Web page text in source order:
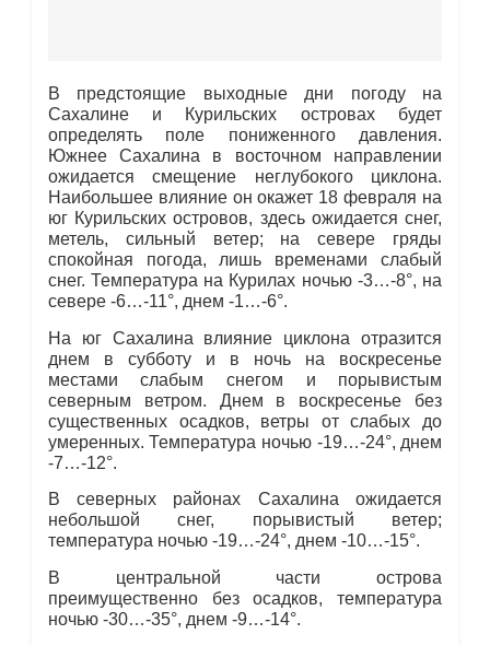
В предстоящие выходные дни погоду на
Сахалине и Курильских островах будет
определять поле пониженного давления.
Южнее Сахалина в восточном направлении
ожидается смещение неглубокого циклона.
Наибольшее влияние он окажет 18 февраля на
юг Курильских островов, здесь ожидается снег,
метель, сильный ветер; на севере гряды
спокойная погода, лишь временами слабый
снег. Температура на Курилах ночью -3…-8°, на
севере -6…-11°, днем -1…-6°.
На юг Сахалина влияние циклона отразится
днем в субботу и в ночь на воскресенье
местами слабым снегом и порывистым
северным ветром. Днем в воскресенье без
существенных осадков, ветры от слабых до
умеренных. Температура ночью -19…-24°, днем
-7…-12°.
В северных районах Сахалина ожидается
небольшой снег, порывистый ветер;
температура ночью -19…-24°, днем -10…-15°.
В центральной части острова
преимущественно без осадков, температура
ночью -30…-35°, днем -9…-14°.